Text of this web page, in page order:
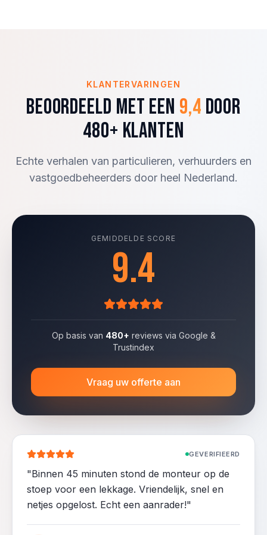
KLANTERVARINGEN
Beoordeeld met een 9,4 door
480+ klanten
Echte verhalen van particulieren, verhuurders en
vastgoedbeheerders door heel Nederland.
GEMIDDELDE SCORE
9.4
Op basis van 480+ reviews via Google &
Trustindex
Vraag uw offerte aan
GEVERIFIEERD
"Binnen 45 minuten stond de monteur op de
stoep voor een lekkage. Vriendelijk, snel en
netjes opgelost. Echt een aanrader!"